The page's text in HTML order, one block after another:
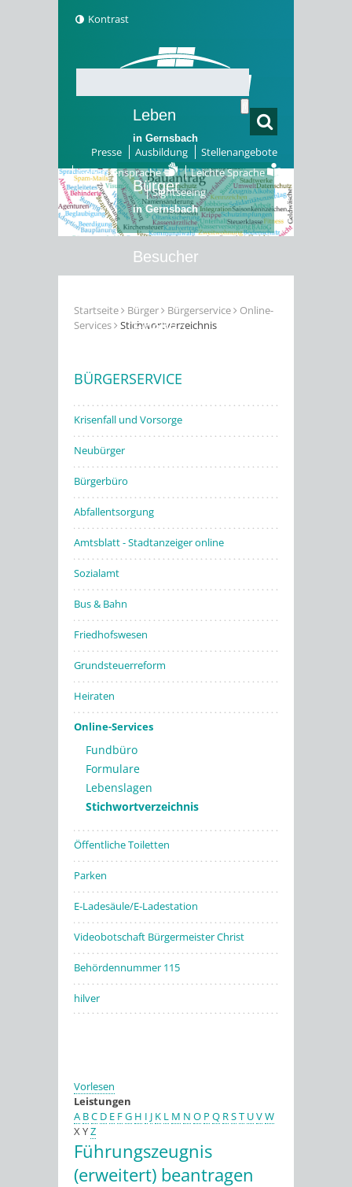
Kontrast
Presse Ausbildung
Stellenangebote
Gebärdensprache
Leichte Sprache
Sightseeing
Leben
in Gernsbach
Bürger
in Gernsbach
Besucher
Erleben
Startseite Bürger Bürgerservice
Online-
Services
Stichwortverzeichnis
BÜRGERSERVICE
Krisenfall und Vorsorge
Neubürger
Bürgerbüro
Abfallentsorgung
Amtsblatt - Stadtanzeiger online
Sozialamt
Bus & Bahn
Friedhofswesen
Grundsteuerreform
Heiraten
Online-Services
Fundbüro
Formulare
Lebenslagen
Stichwortverzeichnis
Öffentliche Toiletten
Parken
E-Ladesäule/E-Ladestation
Videobotschaft Bürgermeister Christ
Behördennummer 115
hilver
Vorlesen
Leistungen
A BC D E FG H I J K L M N O P Q RST UVW
XYZ
Führungszeugnis
(erweitert) beantragen